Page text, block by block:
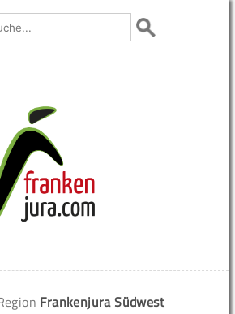
Frankenjura Südwest